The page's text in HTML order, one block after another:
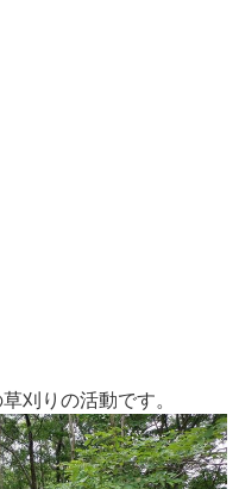
刈りの活動です。